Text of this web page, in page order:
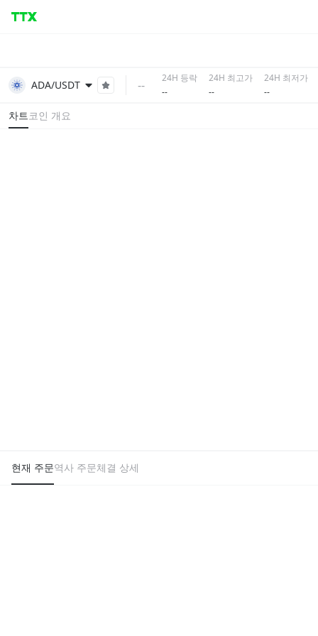
ADA/USDT --
24H 등락
--
24H 최고가
--
24H 최저가
--
차트 코인 개요
현재 주문역사 주문체결 상세